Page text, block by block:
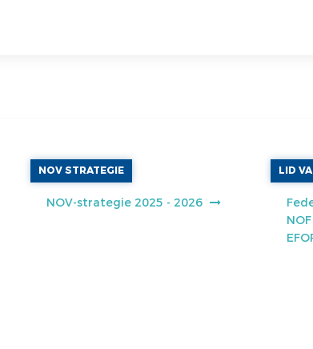
NOV STRATEGIE
NOV-strategie 2025 - 2026
LID
NOF